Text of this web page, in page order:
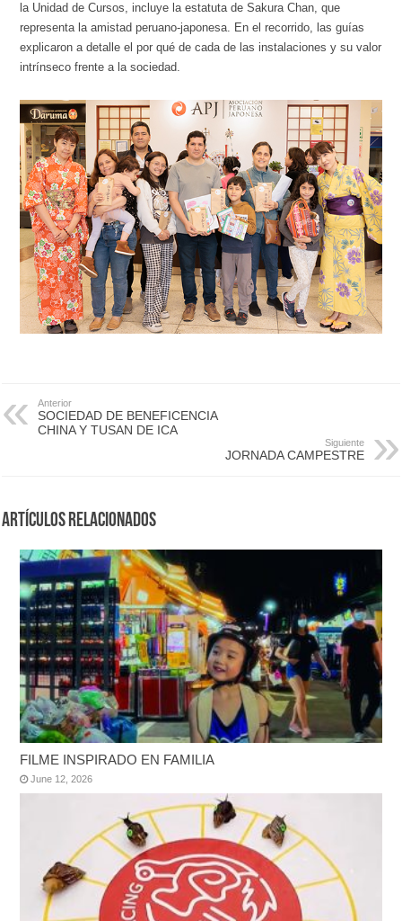
la Unidad de Cursos, incluye la estatuta de Sakura Chan, que
representa la amistad peruano-japonesa. En el recorrido, las guías
explicaron a detalle el por qué de cada de las instalaciones y su valor
intrínseco frente a la sociedad.
Anterior
SOCIEDAD DE BENEFICENCIA
CHINA Y TUSAN DE ICA
Siguiente
JORNADA CAMPESTRE
Artículos Relacionados
FILME INSPIRADO EN FAMILIA
June 12, 2026